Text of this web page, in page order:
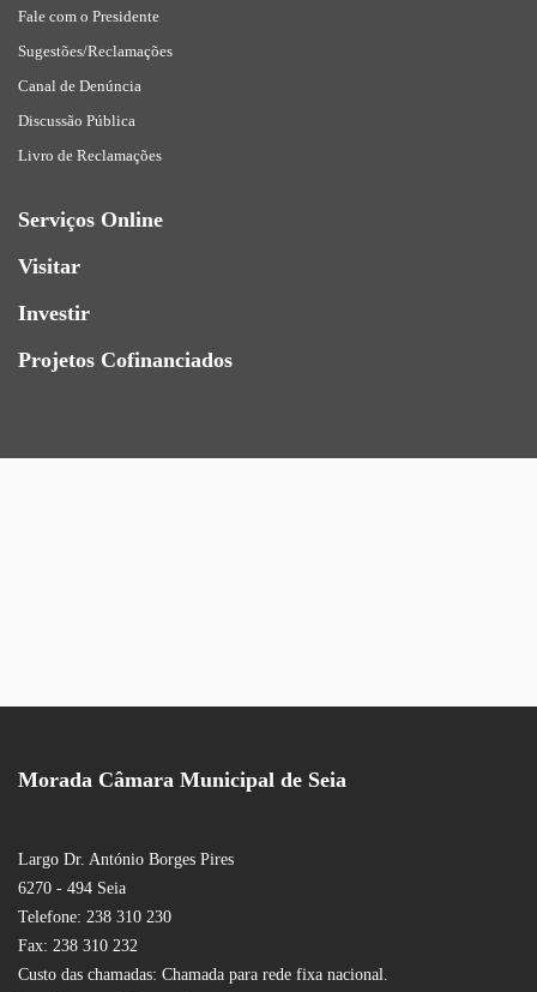
Fale com o Presidente
Sugestões/Reclamações
Canal de Denúncia
Discussão Pública
Livro de Reclamações
Serviços Online
Visitar
Investir
Projetos Cofinanciados
Morada Câmara Municipal de Seia
Largo Dr. António Borges Pires
6270 - 494 Seia
Telefone: 238 310 230
Fax: 238 310 232
Custo das chamadas: Chamada para rede fixa nacional.